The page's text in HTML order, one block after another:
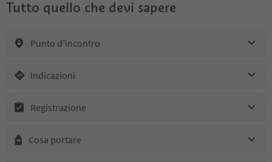
Tutto quello che devi sapere
Punto d’incontro
Indicazioni
Registrazione
Cosa portare